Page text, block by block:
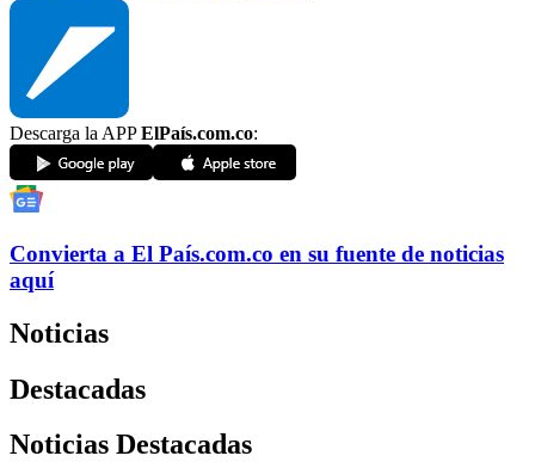
Descarga la APPElPaís.com.co:
Convierta a El País.com.co en su fuente de noticias
aquí
Noticias
Destacadas
Noticias Destacadas